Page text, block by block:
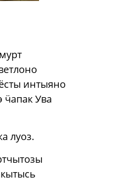
интыяно
Ува
луоз.